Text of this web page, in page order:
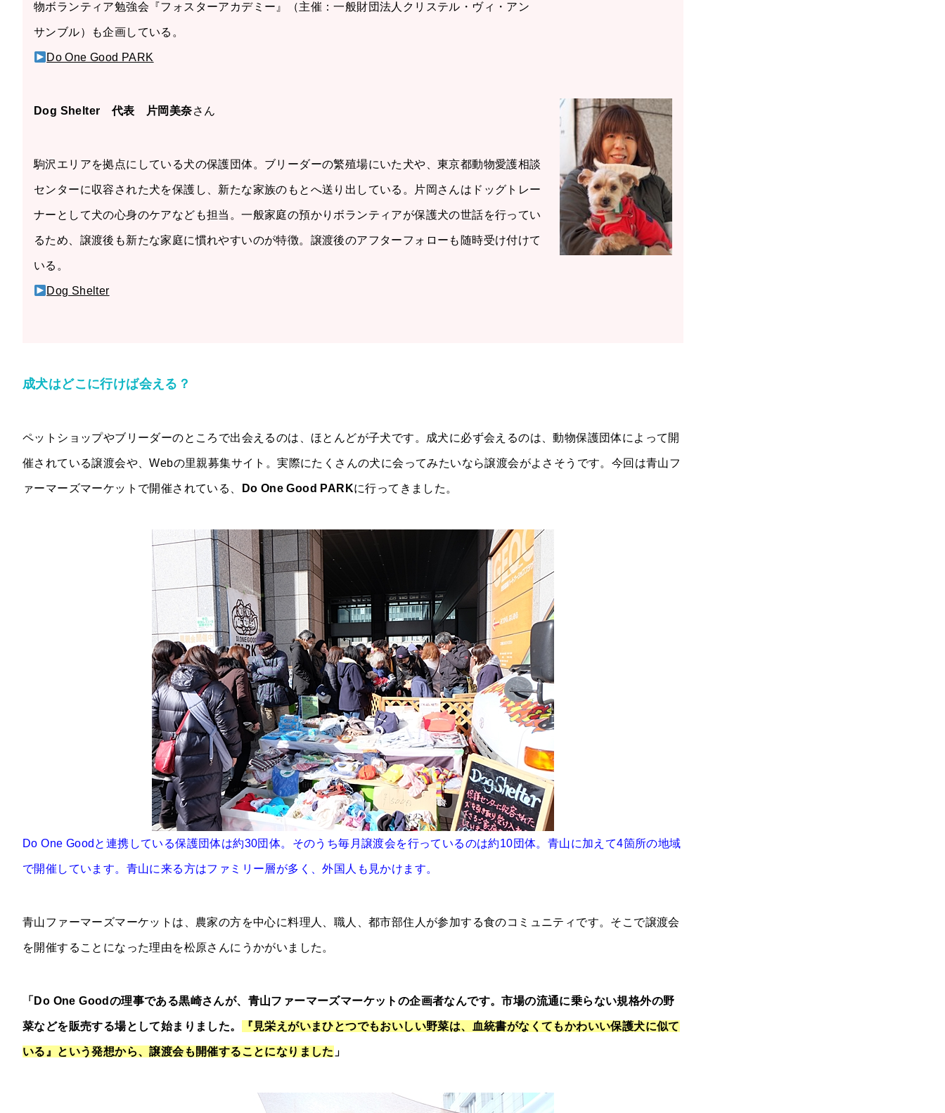
物ボランティア勉強会『フォスターアカデミー』（主催：一般財団法人クリステル・ヴィ・アン
サンブル）も企画している。
Do One Good PARK
Dog Shelter 代表 片岡美奈さん
駒沢エリアを拠点にしている犬の保護団体。ブリーダーの繁殖場にいた犬や、東京都動物愛護相談
センターに収容された犬を保護し、新たな家族のもとへ送り出している。片岡さんはドッグトレー
ナーとして犬の心身のケアなども担当。一般家庭の預かりボランティアが保護犬の世話を行ってい
るため、譲渡後も新たな家庭に慣れやすいのが特徴。譲渡後のアフターフォローも随時受け付けて
いる。
Dog Shelter
成犬はどこに行けば会える？
ペットショップやブリーダーのところで出会えるのは、ほとんどが子犬です。成犬に必ず会えるのは、動物保護団体によって開
催されている譲渡会や、Webの里親募集サイト。実際にたくさんの犬に会ってみたいなら譲渡会がよさそうです。今回は青山フ
ァーマーズマーケットで開催されている、 Do One Good PARKに行ってきました。
Do One Goodと連携している保護団体は約30団体。そのうち毎月譲渡会を行っているのは約10団体。青山に加えて4箇所の地域
で開催しています。青山に来る方はファミリー層が多く、外国人も見かけます。
青山ファーマーズマーケットは、農家の方を中心に料理人、職人、都市部住人が参加する食のコミュニティです。そこで譲渡会
を開催することになった理由を松原さんにうかがいました。
「Do One Goodの理事である黒崎さんが、青山ファーマーズマーケットの企画者なんです。市場の流通に乗らない規格外の野
菜などを販売する場として始まりました。 『見栄えがいまひとつでもおいしい野菜は、血統書がなくてもかわいい保護犬に似て
いる』という発想から、譲渡会も開催することになりました 」